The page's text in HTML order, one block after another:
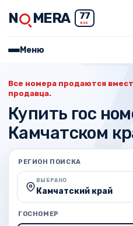
N MERA 77
RUS
Меню
Все номера продаются
продавца.
Купить гос
Камчатском
РЕГИОН ПОИСКА
ВЫБРАНО
Камчатский край
ГОСНОМЕР